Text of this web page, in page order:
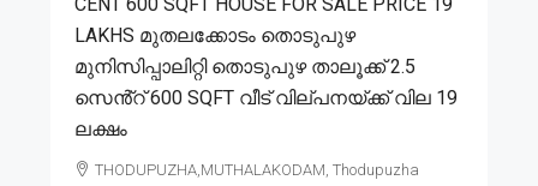
LAKHS മുതലക്കോടം തൊടുപുഴ
മുനിസിപ്പാലിറ്റി തൊടുപുഴ താലൂക്ക് 2.5
സെൻ്റ് 600 SQFT വീട് വില്പനയ്ക്ക് വില 19
ലക്ഷം
THODUPUZHA,MUTHALAKODAM, Thodupuzha